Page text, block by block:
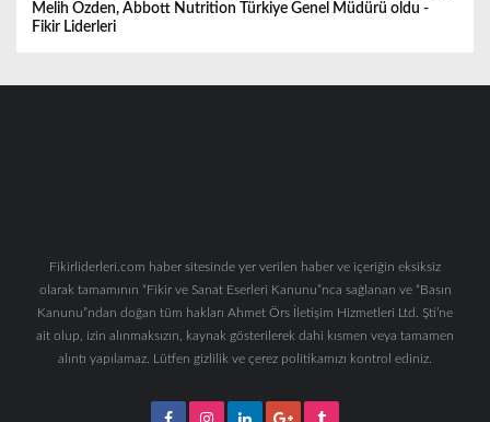
Melih Özden, Abbott Nutrition Türkiye Genel Müdürü oldu -
Fikir Liderleri
Fikirliderleri.com haber sitesinde yer verilen haber ve içeriğin eksiksiz
olarak tamamının “Fikir ve Sanat Eserleri Kanunu”nca sağlanan ve “Basın
Kanunu”ndan doğan tüm hakları Ahmet Örs İletişim Hizmetleri Ltd. Şti’ne
ait olup, izin alınmaksızın, kaynak gösterilerek dahi kısmen veya tamamen
alıntı yapılamaz. Lütfen gizlilik ve çerez politikamızı kontrol ediniz.